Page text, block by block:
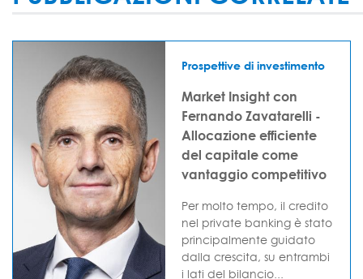
Prospettive di investimento
Market Insight con
Fernando Zavatarelli -
Allocazione efficiente
del capitale come
vantaggio competitivo
Per molto tempo, il credito
nel private banking è stato
principalmente guidato
dalla crescita, su entrambi
i lati del bilancio...